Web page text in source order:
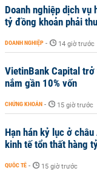
Doanh nghiệp dịch vụ
tỷ đồng khoản phải
DOANH NGHIỆP - 14 giờ trước
VietinBank Capital trở
nắm gần 10% vốn
CHỨNG KHOÁN - 15 giờ trước
Hạn hán kỷ lục ở
kinh tế tổn thất hàng
QUỐC TẾ - 15 giờ trước